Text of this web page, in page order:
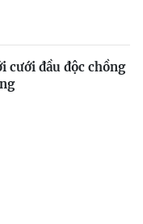
cưới đầu độc chồng